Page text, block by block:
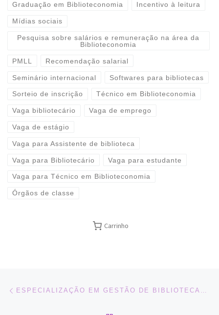
Graduação em Biblioteconomia Incentivo à leitura
Mídias sociais
Pesquisa sobre salários e remuneração na área da
Biblioteconomia
PMLL Recomendação salarial
Seminário internacional Softwares para bibliotecas
Sorteio de inscrição Técnico em Biblioteconomia
Vaga bibliotecário Vaga de emprego
Vaga de estágio
Vaga para Assistente de biblioteca
Vaga para Bibliotecário Vaga para estudante
Vaga para Técnico em Biblioteconomia
Órgãos de classe
Carrinho
Navegação do post ESPECIALIZAÇÃO EM GESTÃO DE BIBLIOTECAS ESCOLARES À DISTÂNCIA – UFSC